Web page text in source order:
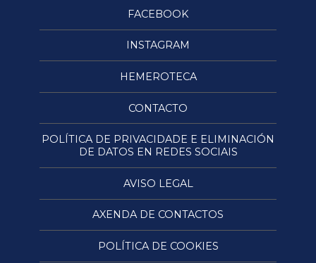
FACEBOOK
INSTAGRAM
HEMEROTECA
CONTACTO
POLÍTICA DE PRIVACIDADE E ELIMINACIÓN
DE DATOS EN REDES SOCIAIS
AVISO LEGAL
AXENDA DE CONTACTOS
POLÍTICA DE COOKIES